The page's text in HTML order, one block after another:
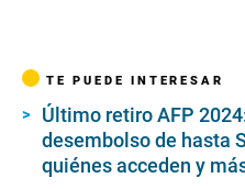
TE PUEDE INTERESAR
Último retiro AFP
desembolso de hasta
quiénes acceden y